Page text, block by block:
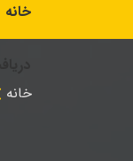
خانه
خانه